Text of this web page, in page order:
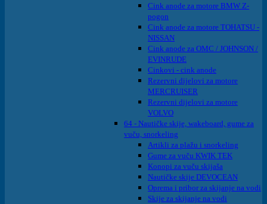
Cink anode za motore BMW Z-
pogon
Cink anode za motore TOHATSU -
NISSAN
Cink anode za OMC / JOHNSON /
EVINRUDE
Cinkovi - cink anode
Rezervni dijelovi za motore
MERCRUISER
Rezervni dijelovi za motore
VOLVO
64 - Nautičke skije, wakeboard, gume za
vuču, snorkeling
Artikli za plažu i snorkeling
Gume za vuču KWIK TEK
Konopi za vuču skijaša
Nautičke skije DEVOCEAN
Oprema i pribor za skijanje na vodi
Skije za skijanje na vodi